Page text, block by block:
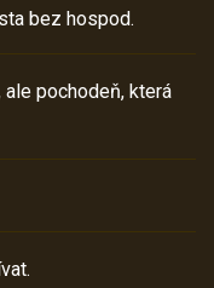
bez hospod.
ale pochodeň, která